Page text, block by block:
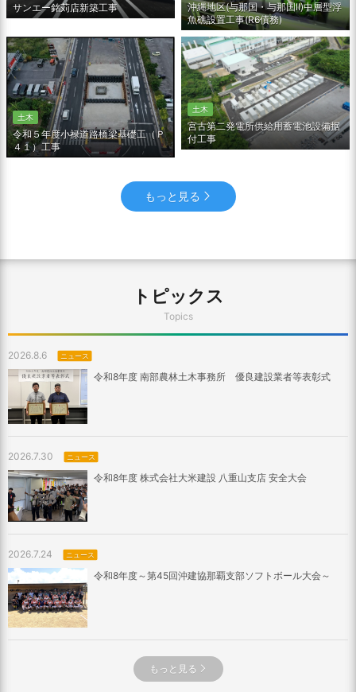
サンエー銘苅店新築工事
沖縄地区(与那国・与那国Ⅱ)中層型浮
魚礁設置工事(R6債務)
土木
令和５年度小禄道路橋梁基礎工（Ｐ
４１）工事
土木
宮古第二発電所供給用蓄電池設備据
付工事
もっと見る
トピックス
Topics
2026.8.6 ニュース
令和8年度 南部農林土木事務所 優良建設業者等表彰式
2026.7.30 ニュース
令和8年度 株式会社大米建設 八重山支店 安全大会
2026.7.24 ニュース
令和8年度～第45回沖建協那覇支部ソフトボール大会～
もっと見る